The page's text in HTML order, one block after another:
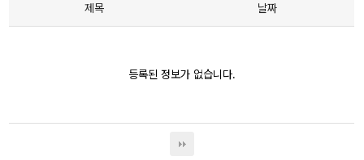
제목 날짜
등록된 정보가 없습니다.